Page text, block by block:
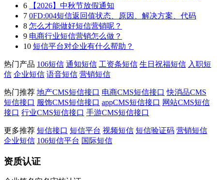
6
【2026】中秋节放假通知
7 0FD:004短信返回值状态、原因、解决方案、代码
8 怎么才能做好短信营销呢？
9 电商行业短信营销怎么做？
10 短信平台对企业有什么帮助？
热门产品 106短信 通知短信 工资条短信 生日祝福短信 入职短
信 企业短信 语音短信 营销短信
热门推荐 地产CMS短信接口 电商CMS短信接口 快消品CMS
短信接口 服饰CMS短信接口 appCMS短信接口 网站CMS短信
接口 行业CMS短信接口 手游CMS短信接口
更多推荐 短信接口 短信平台 视频短信 短信验证码 营销短信
企业短信 106短信平台 国际短信
资质认证